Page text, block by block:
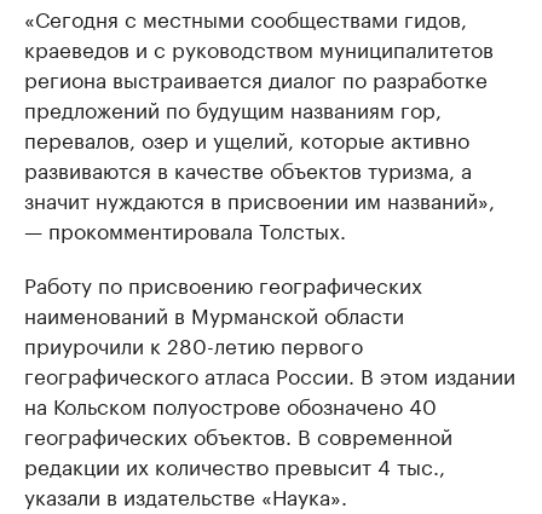
«Сегодня с местными сообществами гидов,
краеведов и с руководством муниципалитетов
региона выстраивается диалог по разработке
предложений по будущим названиям гор,
перевалов, озер и ущелий, которые активно
развиваются в качестве объектов туризма, а
значит нуждаются в присвоении им названий»,
— прокомментировала Толстых.
Работу по присвоению географических
наименований в Мурманской области
приурочили к 280-летию первого
географического атласа России. В этом издании
на Кольском полуострове обозначено 40
географических объектов. В современной
редакции их количество превысит 4 тыс.,
указали в издательстве «Наука».